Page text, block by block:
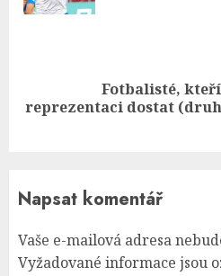
post:
Fotbalisté,
reprezentaci dostat
Napsat komentář
Vaše e-mailová adresa
Vyžadované informace jsou